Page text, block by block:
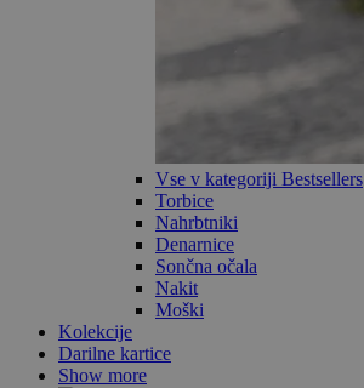
Vse v kategoriji Bestsellers
Torbice
Nahrbtniki
Denarnice
Sončna očala
Nakit
Moški
Kolekcije
Darilne kartice
Show more